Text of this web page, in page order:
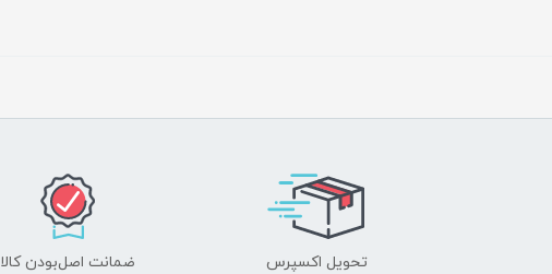
تحویل اکسپرس ضمانت اصل‌بودن کالا